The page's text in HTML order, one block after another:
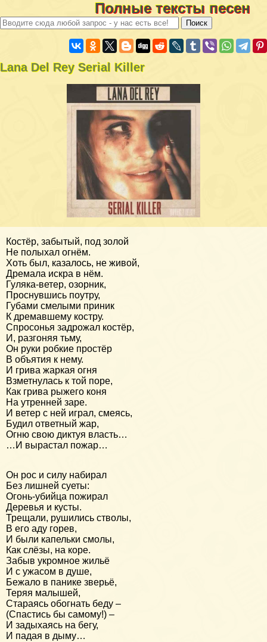
Полные тексты песен
Lana Del Rey Serial Killer
Костёр, забытый, под золой
Не полыхал огнём.
Хоть был, казалось, не живой,
Дремала искра в нём.
Гуляка-ветер, озорник,
Проснувшись поутру,
Губами смелыми приник
К дремавшему костру.
Спросонья задрожал костёр,
И, разгоняя тьму,
Он руки робкие простёр
В объятия к нему.
И грива жаркая огня
Взметнулась к той поре,
Как грива рыжего коня
На утренней заре.
И ветер с ней играл, смеясь,
Будил ответный жар,
Огню свою диктуя власть…
…И вырастал пожар…
Он рос и силу набирал
Без лишней суеты:
Огонь-убийца пожирал
Деревья и кусты.
Трещали, рушились стволы,
В его аду горев,
И были капельки смолы,
Как слёзы, на коре.
Забыв укромное жильё
И с ужасом в душе,
Бежало в панике зверьё,
Теряя малышей,
Стараясь обогнать беду –
(Спастись бы самому!) –
И задыхаясь на бегу,
И падая в дыму…